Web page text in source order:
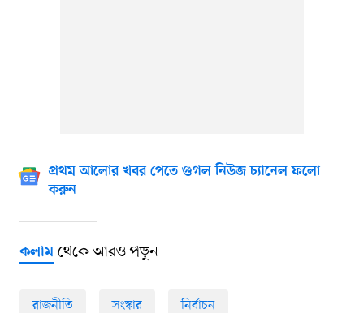
প্রথম আলোর খবর পেতে গুগল নিউজ চ্যানেল ফলো
করুন
কলামথেকে আরও পড়ুন
রাজনীতি সংস্কার নির্বাচন